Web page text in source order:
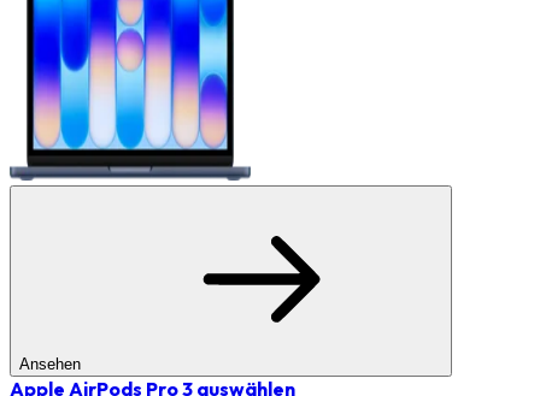
Ansehen
Apple AirPods Pro 3 auswählen